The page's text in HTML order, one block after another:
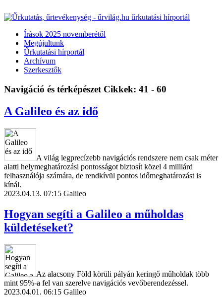
Írások 2025 novemberétől
Megújultunk
Űrkutatási hírportál
Archívum
Szerkesztők
Navigáció és térképészet Cikkek: 41 - 60
A Galileo és az idő
A világ legprecízebb navigációs rendszere nem csak méter
alatti helymeghatározási pontosságot biztosít közel 4 milliárd
felhasználója számára, de rendkívül pontos időmeghatározást is
kínál.
2023.04.13. 07:15 Galileo
Hogyan segíti a Galileo a műholdas
küldetéseket?
Az alacsony Föld körüli pályán keringő műholdak több
mint 95%-a fel van szerelve navigációs vevőberendezéssel.
2023.04.01. 06:15 Galileo